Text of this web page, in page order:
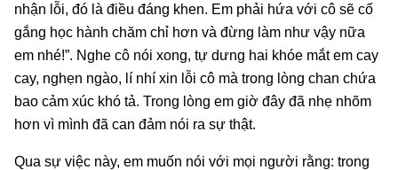
nhận lỗi, đó là điều đáng khen. Em phải hứa với cô sẽ cố
gắng học hành chăm chỉ hơn và đừng làm như vậy nữa
em nhé!”. Nghe cô nói xong, tự dưng hai khóe mắt em cay
cay, nghẹn ngào, lí nhí xin lỗi cô mà trong lòng chan chứa
bao cảm xúc khó tả. Trong lòng em giờ đây đã nhẹ nhõm
hơn vì mình đã can đảm nói ra sự thật.
Qua sự việc này, em muốn nói với mọi người rằng: trong